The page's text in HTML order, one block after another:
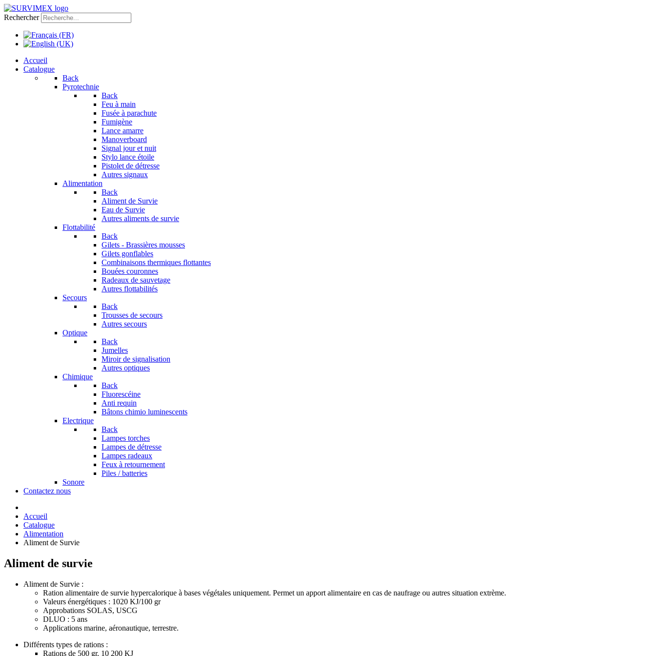
Rechercher
Accueil
Catalogue
Back
Pyrotechnie
Back
Feu à main
Fusée à parachute
Fumigène
Lance amarre
Manoverboard
Signal jour et nuit
Stylo lance étoile
Pistolet de détresse
Autres signaux
Alimentation
Back
Aliment de Survie
Eau de Survie
Autres aliments de survie
Flottabilité
Back
Gilets - Brassières mousses
Gilets gonflables
Combinaisons thermiques flottantes
Bouées couronnes
Radeaux de sauvetage
Autres flottabilités
Secours
Back
Trousses de secours
Autres secours
Optique
Back
Jumelles
Miroir de signalisation
Autres optiques
Chimique
Back
Fluorescéine
Anti requin
Bâtons chimio luminescents
Electrique
Back
Lampes torches
Lampes de détresse
Lampes radeaux
Feux à retournement
Piles / batteries
Sonore
Contactez nous
Accueil
Catalogue
Alimentation
Aliment de Survie
Aliment de survie
Aliment de Survie :
Ration alimentaire de survie hypercalorique à bases végétales uniquement. Permet un apport alimentaire en cas de naufrage ou autres situation extrème.
Valeurs énergétiques : 1020 KJ/100 gr
Approbations SOLAS, USCG
DLUO : 5 ans
Applications marine, aéronautique, terrestre.
Différents types de rations :
Rations de 500 gr, 10 200 KJ